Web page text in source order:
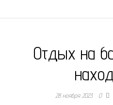
Отдых на
28 ноября 2023 0